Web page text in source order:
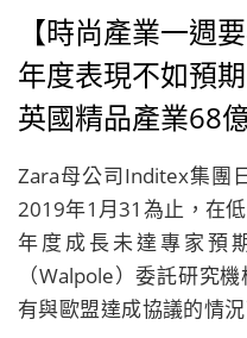
【時尚產業一週
年度表現不如預
英國精品產業68
計畫推出美妝產
Zara母公司Inditex集團
2019年1月31為止，在
年度成長未達專家預
（Walpole）委託研究
有與歐盟達成協議的情